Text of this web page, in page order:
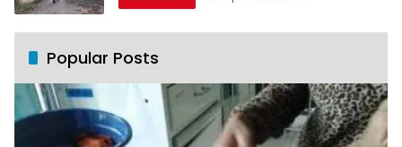
Popular Posts